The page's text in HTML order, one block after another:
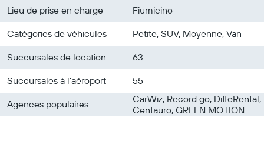
Lieu de prise en charge
Fiumicino
Catégories de véhicules
Petite, SUV, Moyenne, Van
Succursales de location
63
Succursales à l’aéroport
55
Agences populaires
CarWiz, Record go, DiffeRental,
Centauro, GREEN MOTION